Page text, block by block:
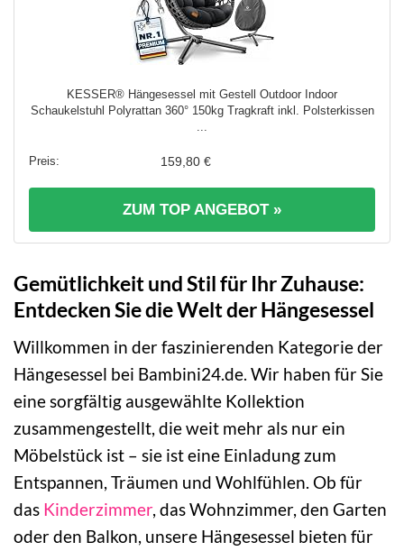
KESSER® Hängesessel mit Gestell Outdoor Indoor
Schaukelstuhl Polyrattan 360° 150kg Tragkraft inkl. Polsterkissen
...
159,80 €
ZUM TOP ANGEBOT »
Gemütlichkeit und Stil für Ihr Zuhause:
Entdecken Sie die Welt der Hängesessel
Willkommen in der faszinierenden Kategorie der
Hängesessel bei Bambini24.de. Wir haben für Sie
eine sorgfältig ausgewählte Kollektion
zusammengestellt, die weit mehr als nur ein
Möbelstück ist – sie ist eine Einladung zum
Entspannen, Träumen und Wohlfühlen. Ob für
das Kinderzimmer, das Wohnzimmer, den Garten
oder den Balkon, unsere Hängesessel bieten für